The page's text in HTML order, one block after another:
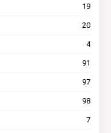
19
20
4
91
97
98
7